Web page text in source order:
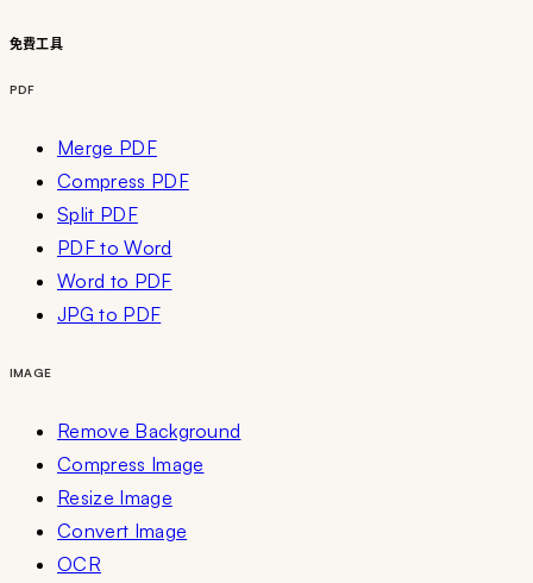
免費工具
PDF
Merge PDF
Compress PDF
Split PDF
PDF to Word
Word to PDF
JPG to PDF
IMAGE
Remove Background
Compress Image
Resize Image
Convert Image
OCR